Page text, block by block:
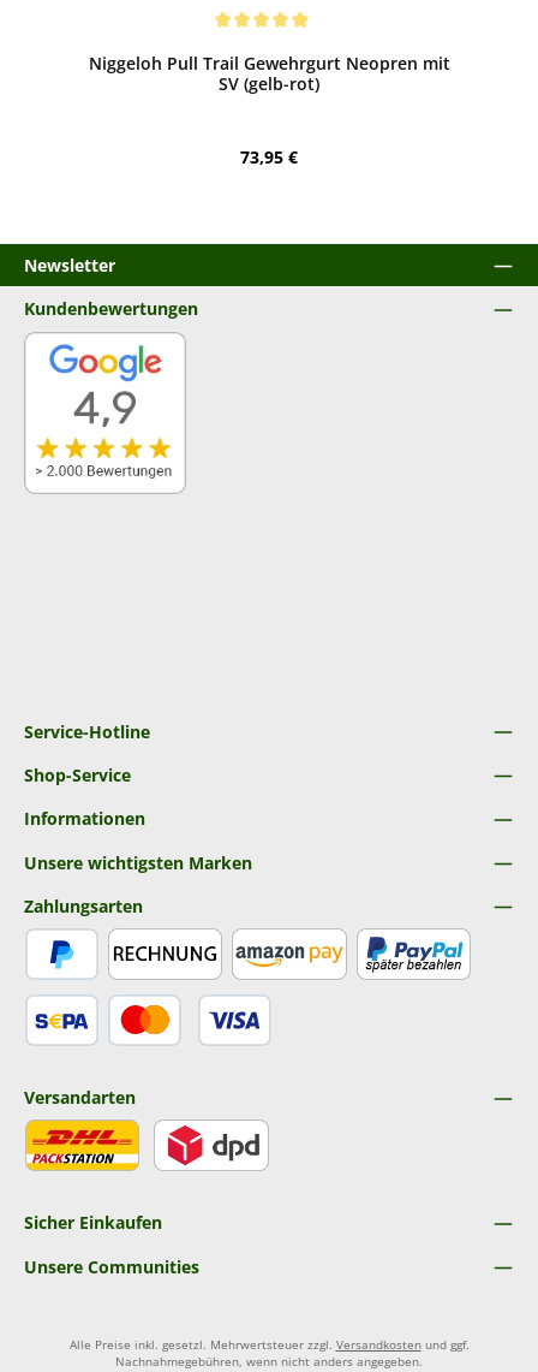
Niggeloh Pull Trail Gewehrgurt Neopren mit
SV (gelb-rot)
Regulärer Preis:
73,95 €
Newsletter
Service-Hotline
Shop-Service
Informationen
Unsere wichtigsten Marken
Sicher Einkaufen
Kundenbewertungen
Unsere Communities
Zahlungsarten
Versandarten
Alle Preise inkl. gesetzl. Mehrwertsteuer zzgl. Versandkostenund ggf.
Nachnahmegebühren, wenn nicht anders angegeben.